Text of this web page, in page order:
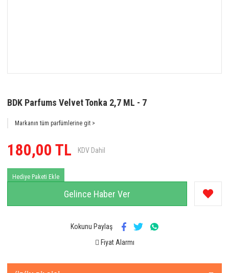
BDK Parfums Velvet Tonka 2,7 ML - 7
Markanın tüm parfümlerine git >
180,00 TL KDV Dahil
Hediye Paketi Ekle
Gelince Haber Ver
Kokunu Paylaş
Fiyat Alarmı